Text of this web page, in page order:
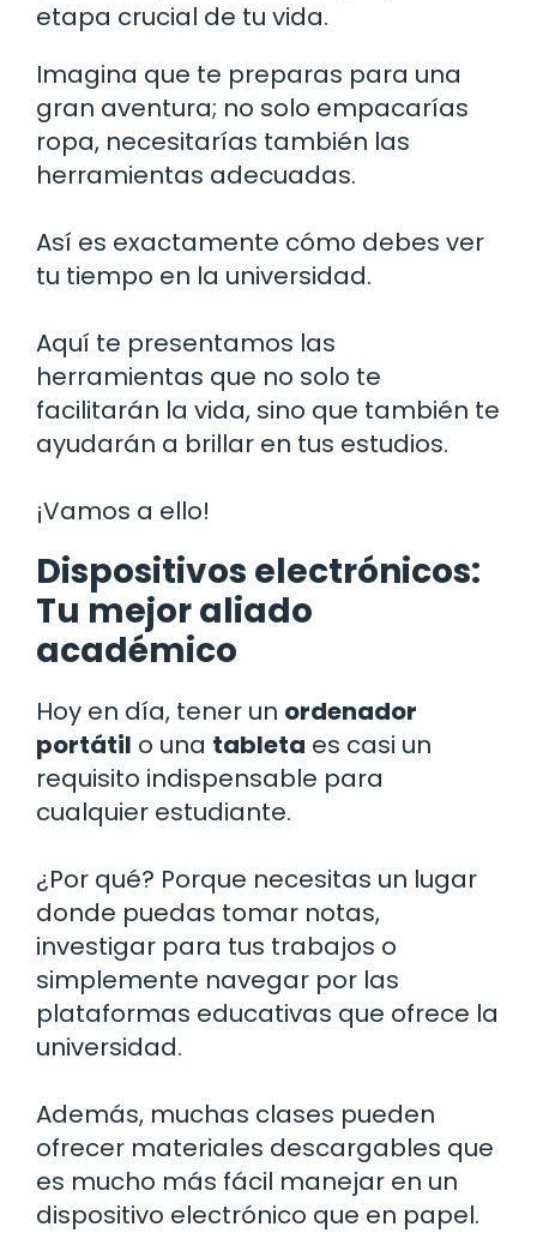
etapa crucial de tu vida.
Imagina que te preparas para una
gran aventura; no solo empacarías
ropa, necesitarías también las
herramientas adecuadas.
Así es exactamente cómo debes ver
tu tiempo en la universidad.
Aquí te presentamos las
herramientas que no solo te
facilitarán la vida, sino que también te
ayudarán a brillar en tus estudios.
¡Vamos a ello!
Dispositivos electrónicos:
Tu mejor aliado
académico
Hoy en día, tener un ordenador
portátil o una tableta es casi un
requisito indispensable para
cualquier estudiante.
¿Por qué? Porque necesitas un lugar
donde puedas tomar notas,
investigar para tus trabajos o
simplemente navegar por las
plataformas educativas que ofrece la
universidad.
Además, muchas clases pueden
ofrecer materiales descargables que
es mucho más fácil manejar en un
dispositivo electrónico que en papel.